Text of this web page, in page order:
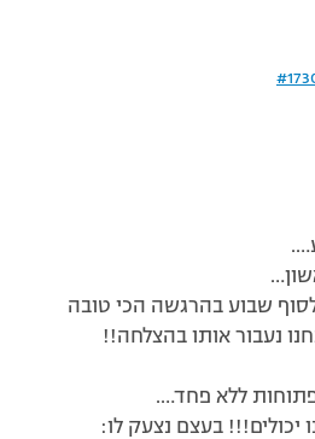
לסוף שבוע בהרגשה הכי טובה
נעבור אותו בהצלחה!!
ללא פחד….
יכולים!!! בעצם נצעק לו: